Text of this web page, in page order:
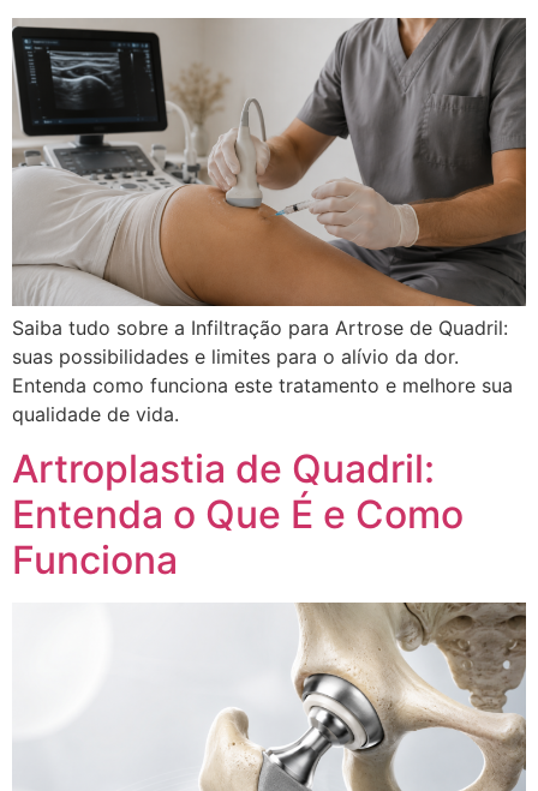
Saiba tudo sobre a Infiltração para Artrose de Quadril:
suas possibilidades e limites para o alívio da dor.
Entenda como funciona este tratamento e melhore sua
qualidade de vida.
Artroplastia de Quadril:
Entenda o Que É e Como
Funciona